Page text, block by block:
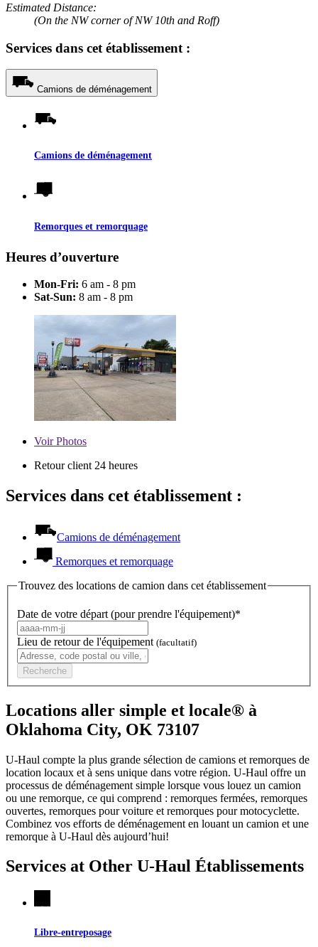
Estimated Distance:
(On the NW corner of NW 10th and Roff)
Services dans cet établissement :
Camions de déménagement
Camions de déménagement
Remorques et remorquage
Heures d’ouverture
Mon-Fri: 6 am - 8 pm
Sat-Sun: 8 am - 8 pm
VoirPhotos
Retour client 24 heures
Services dans cet établissement :
Camions de déménagement
Remorques et remorquage
Trouvez des locations de camion dans cet établissement
Date de votre départ (pour prendre l'équipement)*
Lieu de retour de l'équipement (facultatif)
Recherche
Locations aller simple et locale® à
Oklahoma City, OK 73107
U-Haul compte la plus grande sélection de camions et remorques de
location locaux et à sens unique dans votre région. U-Haul offre un
processus de déménagement simple lorsque vous louez un camion
ou une remorque, ce qui comprend : remorques fermées, remorques
ouvertes, remorques pour voiture et remorques pour motocyclette.
Combinez vos efforts de déménagement en louant un camion et une
remorque à U-Haul dès aujourd’hui!
Services at Other U-Haul Établissements
Libre-entreposage